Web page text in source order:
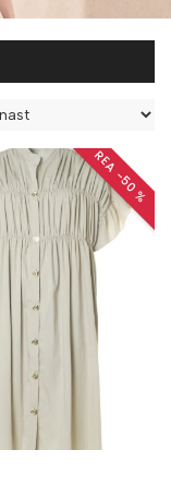
REA −50 %